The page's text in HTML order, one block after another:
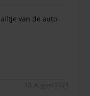
van de auto
13. August 2024